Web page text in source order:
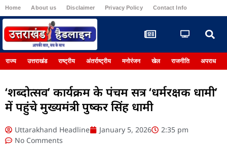
Home About us Disclaimer Privacy Policy Contact Info
राज्य उत्तराखंड राष्ट्रीय अंतर्राष्ट्रीय मनोरंजन खेल राजनीति अपराध
‘शब्दोत्सव’ कार्यक्रम के पंचम सत्र ‘धर्मरक्षक धामी’
में पहुंचे मुख्यमंत्री पुष्कर सिंह धामी
Uttarakhand Headline January 5, 2026
2:35 pm
No Comments